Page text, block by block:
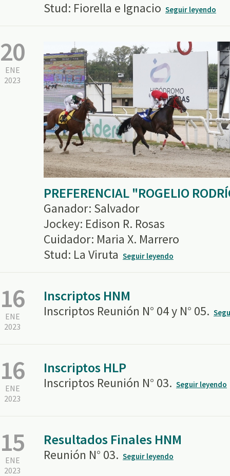
Stud: Fiorella e Ignacio Seguir leyendo
20
ENE
2023
PREFERENCIAL "ROGELIO
Ganador: Salvador
Jockey: Edison R. Rosas
Cuidador: Maria X. Marrero
Stud: La Viruta Seguir leyendo
16
ENE
2023
Inscriptos HNM
Inscriptos Reunión N° 04 y N° 05.
16
ENE
2023
Inscriptos HLP
Inscriptos Reunión N° 03. Seguir leyendo
15
ENE
2023
Resultados Finales HNM
Reunión N° 03. Seguir leyendo